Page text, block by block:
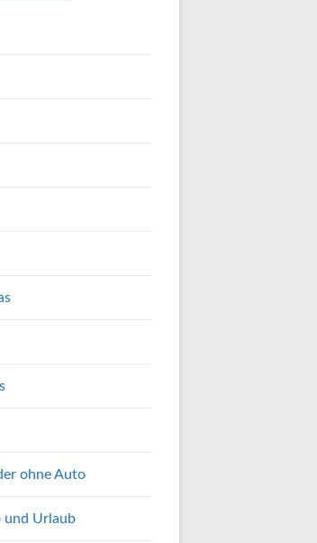
ohne Auto
und Urlaub